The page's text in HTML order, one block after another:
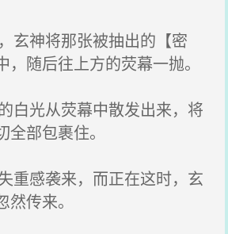
玄神将那张被抽出的【密
随后往上方的荧幕一抛。
白光从荧幕中散发出来，将
部包裹住。
重感袭来，而正在这时，玄
传来。